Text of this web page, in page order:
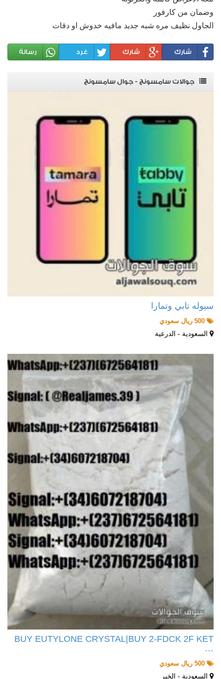
وضمان من كارفور
الجاول نظيف مره شبه جديد مافيه خدوش او دقات
شارك شارك غرد رسالة
جوالات سامسونج - جوال سامسونج
سيوله تابي وتمارا
السعودية - الدرعية
BUY EUTYLONE CRYSTAL|BUY 2-FDCK 2F KET
…
السعودية - الخبر